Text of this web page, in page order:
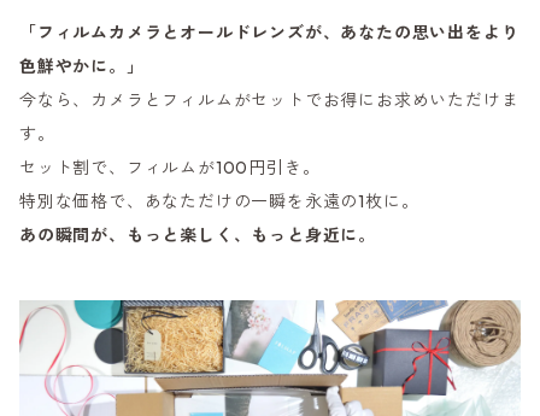
「フィルムカメラとオールドレンズが、あなたの思い出をより
色鮮やかに。」
今なら、カメラとフィルムがセットでお得にお求めいただけま
す。
セット割で、フィルムが100円引き。
特別な価格で、あなただけの一瞬を永遠の1枚に。
あの瞬間が、もっと楽しく、もっと身近に。